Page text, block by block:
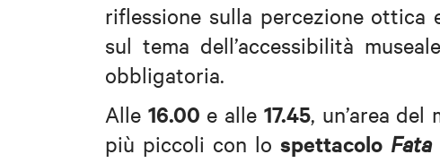
riflessione sulla percezione
sul tema dell’accessibilità
obbligatoria.
Alle 16.00 e alle 17.45, un’area
più piccoli con lospettacolo Fata